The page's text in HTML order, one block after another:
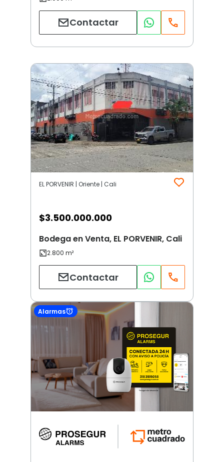
Contactar
EL PORVENIR | Oriente | Cali
$3.500.000.000
Bodega en Venta, EL PORVENIR, Cali
Contactar
Alarmas